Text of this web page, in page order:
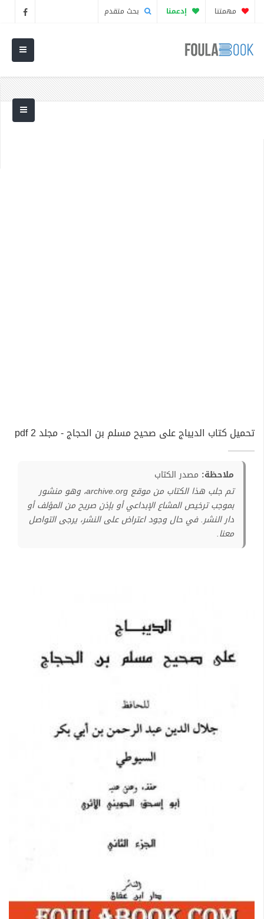
مهمتنا إدعمنا بحث متقدم
تحميل كتاب الديباج على صحيح مسلم بن الحجاج - مجلد 2 pdf
ملاحظة: مصدر الكتاب
تم جلب هذا الكتاب من موقع archive.org، وهو منشور
بموجب ترخيص المشاع الإبداعي أو بإذن صريح من المؤلف أو
دار النشر. في حال وجود اعتراض على النشر، يرجى التواصل
معنا.